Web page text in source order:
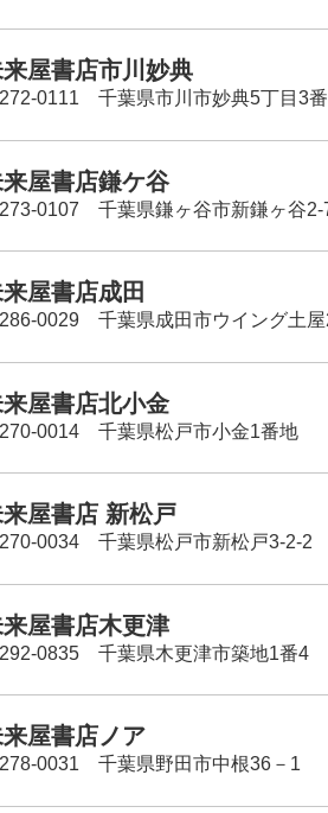
屋書店市川妙典
0111 千葉県市川市妙典5丁目3
屋書店鎌ケ谷
0107 千葉県鎌ヶ谷市新鎌ヶ谷2-
屋書店成田
0029 千葉県成田市ウイング土
屋書店北小金
0014 千葉県松戸市小金1番地
来屋書店 新松戸
0034 千葉県松戸市新松戸3-2-2
屋書店木更津
0835 千葉県木更津市築地1番4
屋書店ノア
0031 千葉県野田市中根36－1